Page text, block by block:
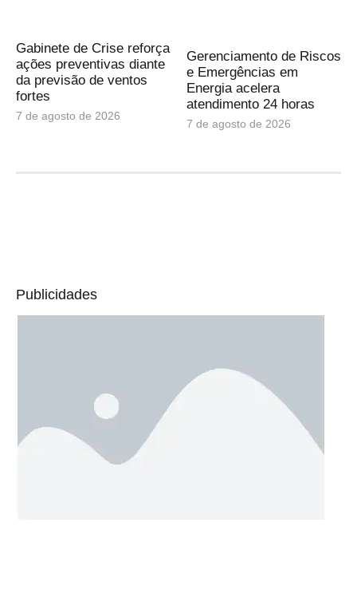
Gabinete de Crise reforça
ações preventivas diante
da previsão de ventos
fortes
7 de agosto de 2026
Gerenciamento de Riscos
e Emergências em
Energia acelera
atendimento 24 horas
7 de agosto de 2026
Publicidades